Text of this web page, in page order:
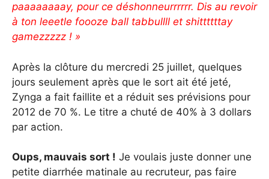
paaaaaaaay, pour ce déshonneurrrrrr. Dis au revoir
à ton leeetle foooze ball tabbullll et shittttttay
gamezzzzz ! »
Après la clôture du mercredi 25 juillet, quelques
jours seulement après que le sort ait été jeté,
Zynga a fait faillite et a réduit ses prévisions pour
2012 de 70 %. Le titre a chuté de 40% à 3 dollars
par action.
Oups, mauvais sort ! Je voulais juste donner une
petite diarrhée matinale au recruteur, pas faire